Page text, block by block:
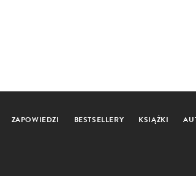
ZAPOWIEDZI BESTSELLERY KSIĄŻKI